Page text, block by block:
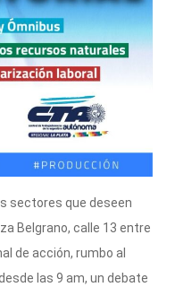
sectores que deseen
Belgrano, calle 13 entre
de acción, rumbo al
las 9 am, un debate